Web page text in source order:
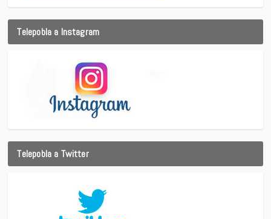
Telepobla a Instagram
Telepobla a Twitter